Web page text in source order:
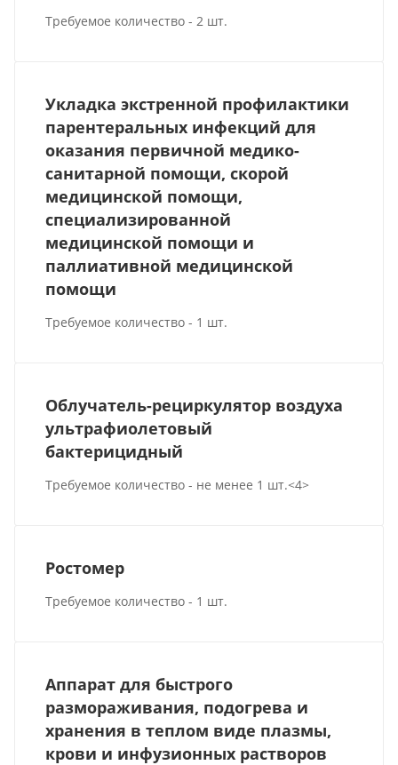
Требуемое количество - 2 шт.
Укладка экстренной профилактики
парентеральных инфекций для
оказания первичной медико-
санитарной помощи, скорой
медицинской помощи,
специализированной
медицинской помощи и
паллиативной медицинской
помощи
Требуемое количество - 1 шт.
Облучатель-рециркулятор воздуха
ультрафиолетовый
бактерицидный
Требуемое количество - не менее 1 шт.<4>
Ростомер
Требуемое количество - 1 шт.
Аппарат для быстрого
размораживания, подогрева и
хранения в теплом виде плазмы,
крови и инфузионных растворов